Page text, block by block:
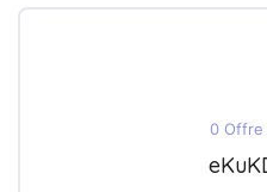
0 Offre